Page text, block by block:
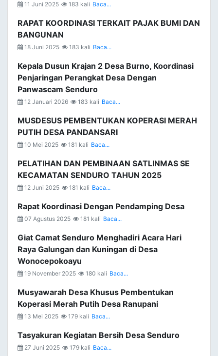
11 Juni 2025 183 kali Baca...
RAPAT KOORDINASI TERKAIT PAJAK BUMI DAN
BANGUNAN
18 Juni 2025 183 kali Baca...
Kepala Dusun Krajan 2 Desa Burno, Koordinasi
Penjaringan Perangkat Desa Dengan
Panwascam Senduro
12 Januari 2026 183 kali Baca...
MUSDESUS PEMBENTUKAN KOPERASI MERAH
PUTIH DESA PANDANSARI
10 Mei 2025 181 kali Baca...
PELATIHAN DAN PEMBINAAN SATLINMAS SE
KECAMATAN SENDURO TAHUN 2025
12 Juni 2025 181 kali Baca...
Rapat Koordinasi Dengan Pendamping Desa
07 Agustus 2025 181 kali Baca...
Giat Camat Senduro Menghadiri Acara Hari
Raya Galungan dan Kuningan di Desa
Wonocepokoayu
19 November 2025 180 kali Baca...
Musyawarah Desa Khusus Pembentukan
Koperasi Merah Putih Desa Ranupani
13 Mei 2025 179 kali Baca...
Tasyakuran Kegiatan Bersih Desa Senduro
27 Juni 2025 179 kali Baca...